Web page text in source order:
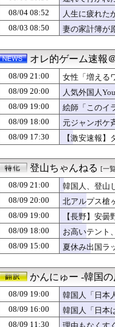
ポルカ「麻衣ちゃんいつ
【朗報】韓国人「日本の古
【短編 ヴィクターはエイ
『MYST』シリーズって正
『スーパーロボット大戦』
【池袋暴走】自民党都議が
【速報】見たことない魔物
【相談】金持ちの同僚兼友
SB前田悠伍(20) 1.75 10勝0
上げ底で「食べやすいサ
（ ´_ゝ`）サンモニ、永住
【速報】日本代表MF佐野航
【悲報】速水もこみちが新
【画像】速水もこみちが新
【画像】タコ焼き100個入
08/04 08:52
人生に疲れた
08/03 08:50
妻の家計簿が
オレ的ゲーム速報
08/09 21:00
女性「増える
わぁああああ
08/09 20:00
人気外国人
08/09 19:00
絵師「このイ
08/09 18:00
元ジャンポケ
08/09 17:30
【激安速報
登山ちゃんねる [一
08/09 21:00
韓国人、登山
08/09 20:00
北アルプス槍
わからず
08/09 19:00
【長野】安
れたとの情報も
08/09 18:00
お高いテント
08/09 15:00
夏休み出国ラ
かんにゅー -韓国
08/09 19:00
韓国人「日本
08/09 16:00
韓国人「日本
08/09 11:30